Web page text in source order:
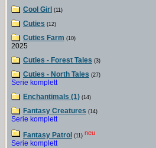
Cool Girl (11)
Cuties (12)
Cuties Farm (10)
2025
Cuties - Forest Tales (3)
Cuties - North Tales (27)
Serie komplett
Enchantimals (1) (14)
Fantasy Creatures (14)
Serie komplett
Fantasy Patrol (11) neu
Serie komplett